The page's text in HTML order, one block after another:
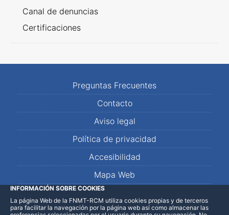
Canal de denuncias
Certificaciones
Preguntas Frecuentes
Contacto
Aviso legal
Política de privacidad
Accesibilidad
Mapa Web
LinkedInFacebookWhatsApp
INFORMACIÓN SOBRE COOKIES
La página Web de la FNMT-RCM utiliza cookies propias y de terceros
para facilitar la navegación por la página web así como almacenar las